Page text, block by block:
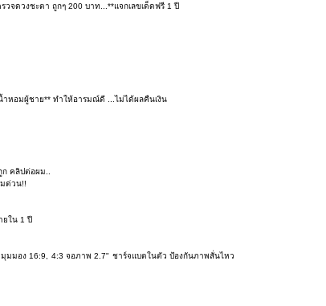
จดวงชะตา ถูกๆ 200 บาท...**แจกเลขเด็ดฟรี 1 ปี
หอมผู้ชาย** ทำให้อารมณ์ดี ...ไม่ได้ผลคืนเงิน
คลิปต่อผม..
ด่วน!!
ยใน 1 ปี
มุมมอง 16:9, 4:3 จอภาพ 2.7" ชาร์จแบตในตัว ป้องกันภาพสั่นไหว